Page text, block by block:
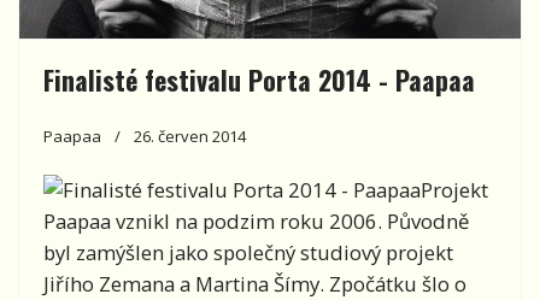
Finalisté festivalu Porta 2014 - Paapaa
Paapaa 26. červen 2014
Projekt
Paapaa vznikl na podzim roku 2006. Původně
byl zamýšlen jako společný studiový projekt
Jiřího Zemana a Martina Šímy. Zpočátku šlo o